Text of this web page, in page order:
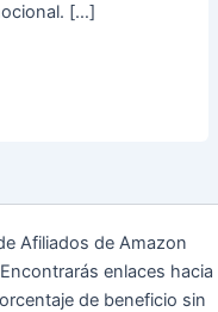
[…]
Afiliados de Amazon
enlaces hacia
de beneficio sin